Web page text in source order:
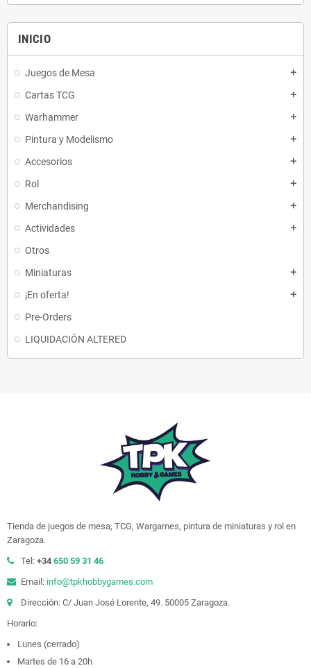
INICIO
Juegos de Mesa add
Cartas TCG add
Warhammer add
Pintura y Modelismo add
Accesorios add
Rol add
Merchandising add
Actividades add
Otros
Miniaturas
add
¡En oferta! add
Pre-Orders
LIQUIDACIÓN ALTERED
Tienda de juegos de mesa, TCG, Wargames, pintura de miniaturas y rol en
Zaragoza.
Tel: +34 650 59 31 46
Email: info@tpkhobbygames.com
Dirección: C/ Juan José Lorente, 49. 50005 Zaragoza.
Horario:
Lunes (cerrado)
Martes de 16 a 20h